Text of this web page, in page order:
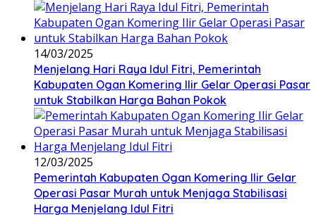
14/03/2025
Menjelang Hari Raya Idul Fitri, Pemerintah
Kabupaten Ogan Komering Ilir Gelar Operasi Pasar
untuk Stabilkan Harga Bahan Pokok
12/03/2025
Pemerintah Kabupaten Ogan Komering Ilir Gelar
Operasi Pasar Murah untuk Menjaga Stabilisasi
Harga Menjelang Idul Fitri